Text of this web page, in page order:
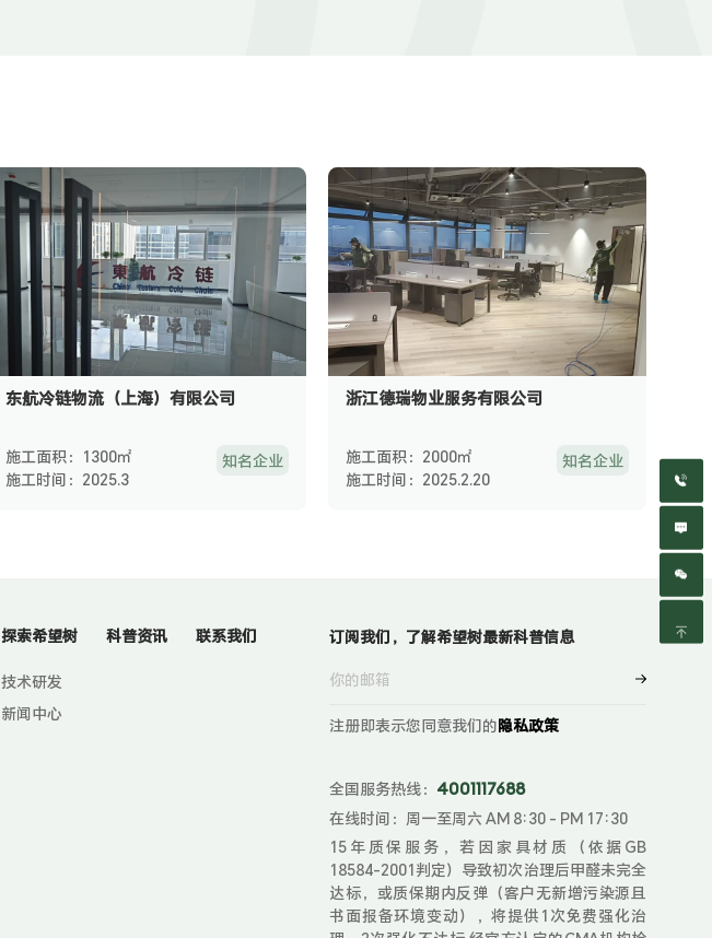
东航冷链物流（上海）有限公司
施工面积：1300㎡
施工时间：2025.3
知名企业
浙江德瑞物业服务有限公司
施工面积：2000㎡
施工时间：2025.2.20
知名企业
探索希望树
技术研发
新闻中心
科普资讯 联系我们 订阅我们，了解希望树最新科普信息
注册即表示您同意我们的隐私政策
全国服务热线： 4001117688
在线时间：周一至周六 AM 8:30 - PM 17:30
15年质保服务，若因家具材质（依据GB
18584-2001判定）导致初次治理后甲醛未完全
达标，或质保期内反弹（客户无新增污染源且
书面报备环境变动），将提供1次免费强化治